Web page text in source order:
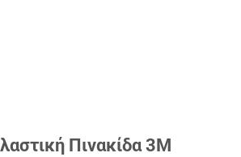
Πινακίδα 3M